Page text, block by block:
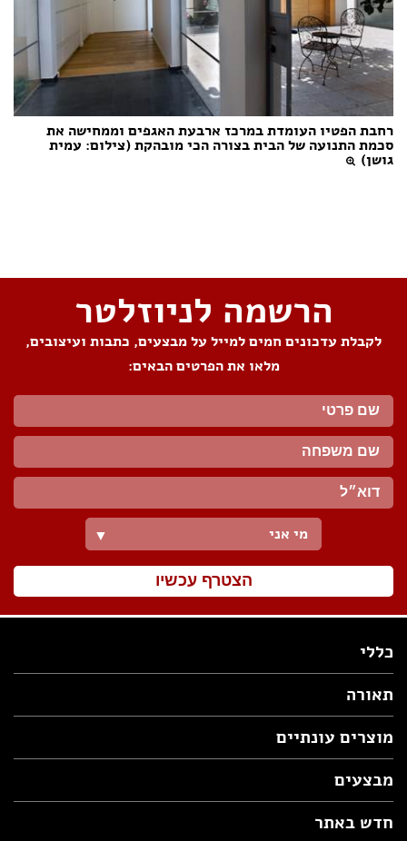
רחבת הפטיו העומדת במרכז ארבעת האגפים וממחישה את
סכמת התנועה של הבית בצורה הכי מובהקת (צילום: עמית
גושן)
הרשמה לניוזלטר
לקבלת עדכונים חמים למייל על מבצעים, כתבות ועיצובים,
מלאו את הפרטים הבאים:
מי אני ▼
הצטרף עכשיו
כללי
תאורה
מוצרים עונתיים
מבצעים
חדש באתר